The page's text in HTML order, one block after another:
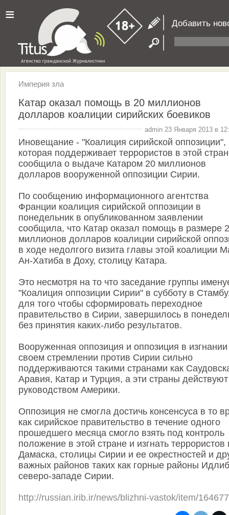
≡ Добавить
Империя зла
Катар оказал помощь в 20 миллионов
долларов коалиции сирийских боевиков
admin 23 Января 2013 в
Иновещание - "Коалиция сирийской оппозиции",
которая поддерживает террористов в этой
сообщила о выдаче Катаром 20 миллионов
долларов вооруженной оппозиции Сирии.
По сообщению информационного агентства
Франции коалиция сирийской оппозиции в
понедельник в опубликованном заявлении
сообщила, что Катар оказал помощь в размере
миллионов долларов коалиции сирийской
в ходе недолгого визита главы этой коалиции
Ан-Хатиба в Доху, столицу Катара.
Это несмотря на то что заседание группы
"Коалиция оппозиции Сирии" в субботу в
для того чтобы сформировать переходное
правительство в Сирии, завершилось в
без принятия каких-либо результатов.
Вооруженная оппозиция и оппозиция в
своем стремлении против Сирии сильно
поддерживаются такими странами как
Аравия, Катар и Турция, а эти страны
руководством Америки.
Оппозиция не смогла достичь консенсуса в то
как сирийское правительство в течение одного
прошедшего месяца смогло взять под контроль
положение в этой стране и изгнать террористов
Дамаска, столицы Сирии и ее окрестностей и
важных районов таких как горные районы
северо-западе Сирии.
http://russian.irib.ir/news/blizhni-vastok/item/